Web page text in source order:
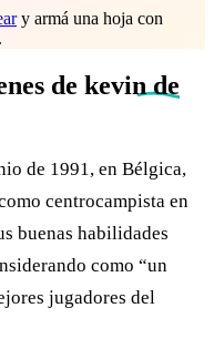
y armá una hoja con
de kevin de
de 1991, en Bélgica,
centrocampista en
buenas habilidades
como “un
jugadores del